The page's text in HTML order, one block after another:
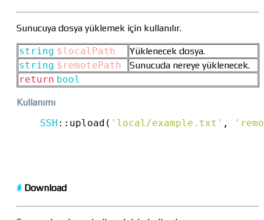
Sunucuya dosya yüklemek için kullanılır.
string $localPath
Yüklenecek dosya.
string $remotePath
Sunucuda nereye yüklenecek.
return bool
Kullanımı
SSH :: upload( 'local/example.txt' ,
# Download